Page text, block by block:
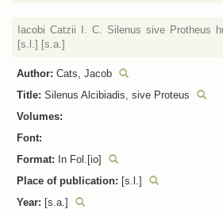
Iacobi Catzii I. C. Silenus sive Protheus
[s.l.] [s.a.]
Author: Cats, Jacob
Title: Silenus Alcibiadis, sive Proteus
Volumes:
Font:
Format: In Fol.[io]
Place of publication: [s.l.]
Year: [s.a.]